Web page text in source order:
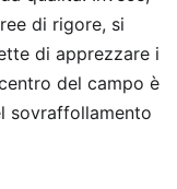
di rigore, si
di apprezzare i
del campo è
sovraffollamento